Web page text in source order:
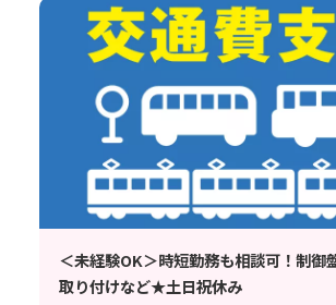
＜未経験OK＞時短勤務も相談可！制御
取り付けなど★土日祝休み